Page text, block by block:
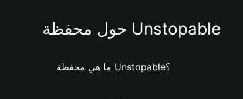
حول محفظة Unstopable
ما هي محفظة Unstopable؟